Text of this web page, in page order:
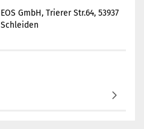
EOS GmbH, Trierer Str.64, 53937
Schleiden